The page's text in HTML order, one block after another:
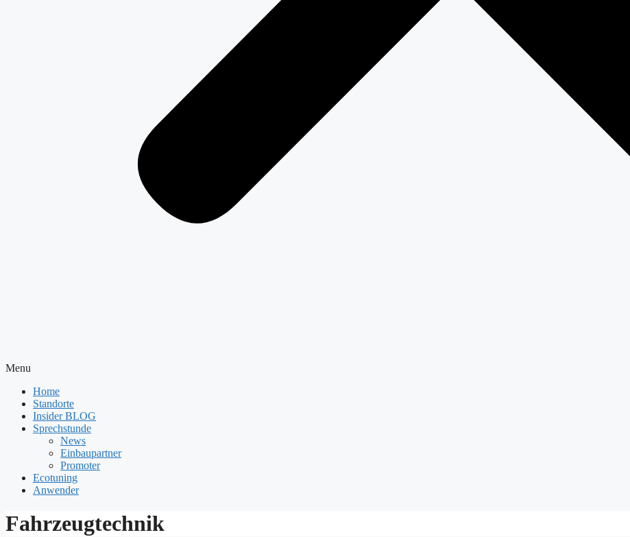
Menu
Home
Standorte
Insider BLOG
Sprechstunde
News
Einbaupartner
Promoter
Ecotuning
Anwender
Fahrzeugtechnik